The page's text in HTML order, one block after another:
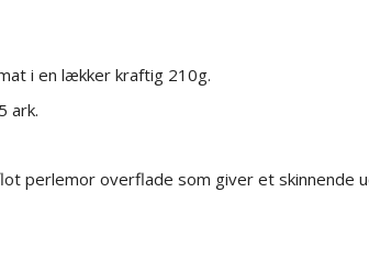
i en lækker kraftig 210g.
ark.
perlemor overflade som giver et skinnende